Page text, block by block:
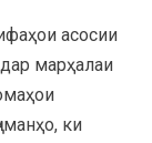
асосии
марҳалаи
ки